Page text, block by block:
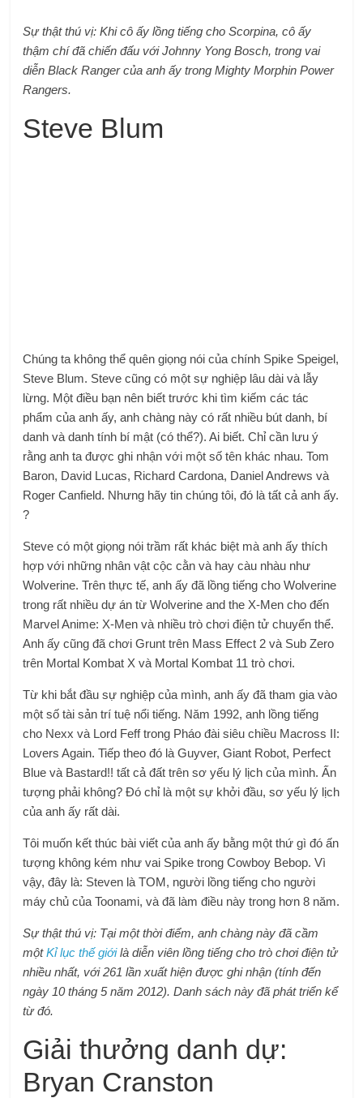
Sự thật thú vị: Khi cô ấy lồng tiếng cho Scorpina, cô ấy
thậm chí đã chiến đấu với Johnny Yong Bosch, trong vai
diễn Black Ranger của anh ấy trong Mighty Morphin Power
Rangers.
Steve Blum
Chúng ta không thể quên giọng nói của chính Spike Speigel,
Steve Blum. Steve cũng có một sự nghiệp lâu dài và lẫy
lừng. Một điều bạn nên biết trước khi tìm kiếm các tác
phẩm của anh ấy, anh chàng này có rất nhiều bút danh, bí
danh và danh tính bí mật (có thể?). Ai biết. Chỉ cần lưu ý
rằng anh ta được ghi nhận với một số tên khác nhau. Tom
Baron, David Lucas, Richard Cardona, Daniel Andrews và
Roger Canfield. Nhưng hãy tin chúng tôi, đó là tất cả anh ấy.
?
Steve có một giọng nói trầm rất khác biệt mà anh ấy thích
hợp với những nhân vật cộc cằn và hay càu nhàu như
Wolverine. Trên thực tế, anh ấy đã lồng tiếng cho Wolverine
trong rất nhiều dự án từ Wolverine and the X-Men cho đến
Marvel Anime: X-Men và nhiều trò chơi điện tử chuyển thể.
Anh ấy cũng đã chơi Grunt trên Mass Effect 2 và Sub Zero
trên Mortal Kombat X và Mortal Kombat 11 trò chơi.
Từ khi bắt đầu sự nghiệp của mình, anh ấy đã tham gia vào
một số tài sản trí tuệ nổi tiếng. Năm 1992, anh lồng tiếng
cho Nexx và Lord Feff trong Pháo đài siêu chiều Macross II:
Lovers Again. Tiếp theo đó là Guyver, Giant Robot, Perfect
Blue và Bastard!! tất cả đất trên sơ yếu lý lịch của mình. Ấn
tượng phải không? Đó chỉ là một sự khởi đầu, sơ yếu lý lịch
của anh ấy rất dài.
Tôi muốn kết thúc bài viết của anh ấy bằng một thứ gì đó ấn
tượng không kém như vai Spike trong Cowboy Bebop. Vì
vậy, đây là: Steven là TOM, người lồng tiếng cho người
máy chủ của Toonami, và đã làm điều này trong hơn 8 năm.
Sự thật thú vị: Tại một thời điểm, anh chàng này đã cầm
mộtKỉ lục thế giớilà diễn viên lồng tiếng cho trò chơi điện tử
nhiều nhất, với 261 lần xuất hiện được ghi nhận (tính đến
ngày 10 tháng 5 năm 2012). Danh sách này đã phát triển kể
từ đó.
Giải thưởng danh dự:
Bryan Cranston